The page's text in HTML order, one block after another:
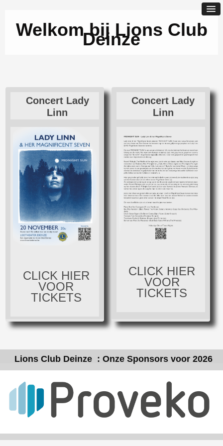
Welkom bij Lions Club
Deinze
Concert Lady
Linn
CLICK HIER
VOOR
TICKETS
Concert Lady
Linn
CLICK HIER
VOOR
TICKETS
Lions Club Deinze : Onze Sponsors voor 2026